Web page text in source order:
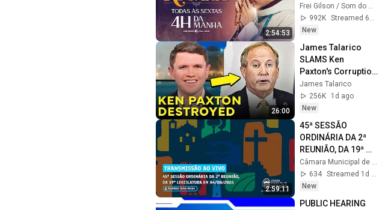
2:54:53
Ao vivo
Frei Gilson / Som do Monte - OFICIAL
992K
Streamed 6d ago
New
26:00
James Talarico
SLAMS Ken
Paxton's Corruption
LIVE ON AIR
James Talarico
256K
1d ago
New
2:59:11
45ª SESSÃO
ORDINÁRIA DA 2ª
REUNIÃO, DA 19ª
LEGISLATURA EM
04/08/2026
Câmara Municipal de Viamão
634
Streamed 1d ago
New
PUBLIC HEARING